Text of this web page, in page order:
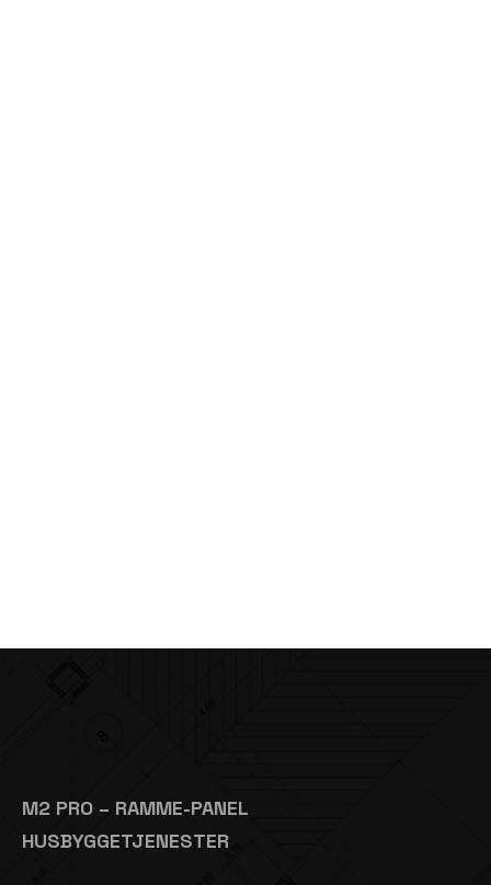
M2 PRO – RAMME-PANEL
HUSBYGGETJENESTER